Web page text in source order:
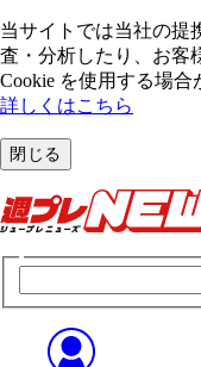
当サイトでは当社の提
査・分析したり、お客
Cookie を使⽤する場合
詳しくはこちら
閉じる